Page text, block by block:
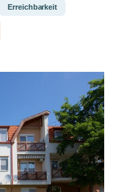
Erreichbarkeit